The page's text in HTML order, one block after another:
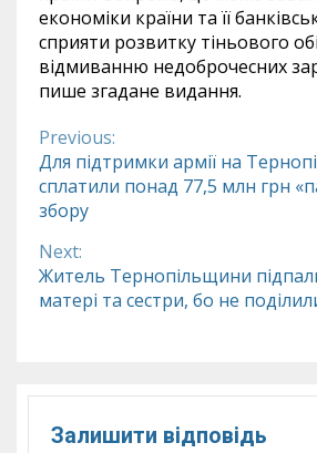
економіки країни та її
сприяти розвитку тіньового
відмиванню недоброчесних
пише згадане видання.
Continue
Reading
Previous:
Для підтримки армії на
сплатили понад 77,5 млн грн
збору
Next:
Житель Тернопільщини
матері та сестри, бо не
Залишити відповідь